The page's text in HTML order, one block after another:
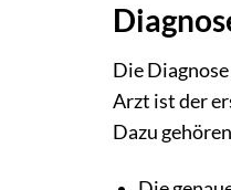
Die
Arzt ist der
Dazu